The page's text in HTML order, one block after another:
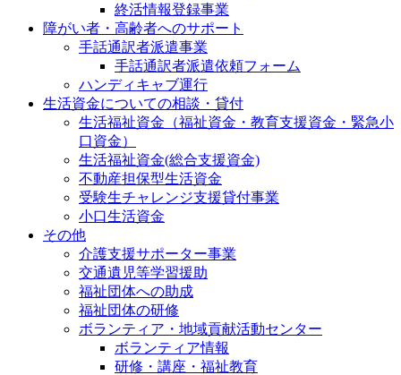
終活情報登録事業
障がい者・高齢者へのサポート
手話通訳者派遣事業
手話通訳者派遣依頼フォーム
ハンディキャブ運行
生活資金についての相談・貸付
生活福祉資金（福祉資金・教育支援資金・緊急小
口資金）
生活福祉資金(総合支援資金)
不動産担保型生活資金
受験生チャレンジ支援貸付事業
小口生活資金
その他
介護支援サポーター事業
交通遺児等学習援助
福祉団体への助成
福祉団体の研修
ボランティア・地域貢献活動センター
ボランティア情報
研修・講座・福祉教育